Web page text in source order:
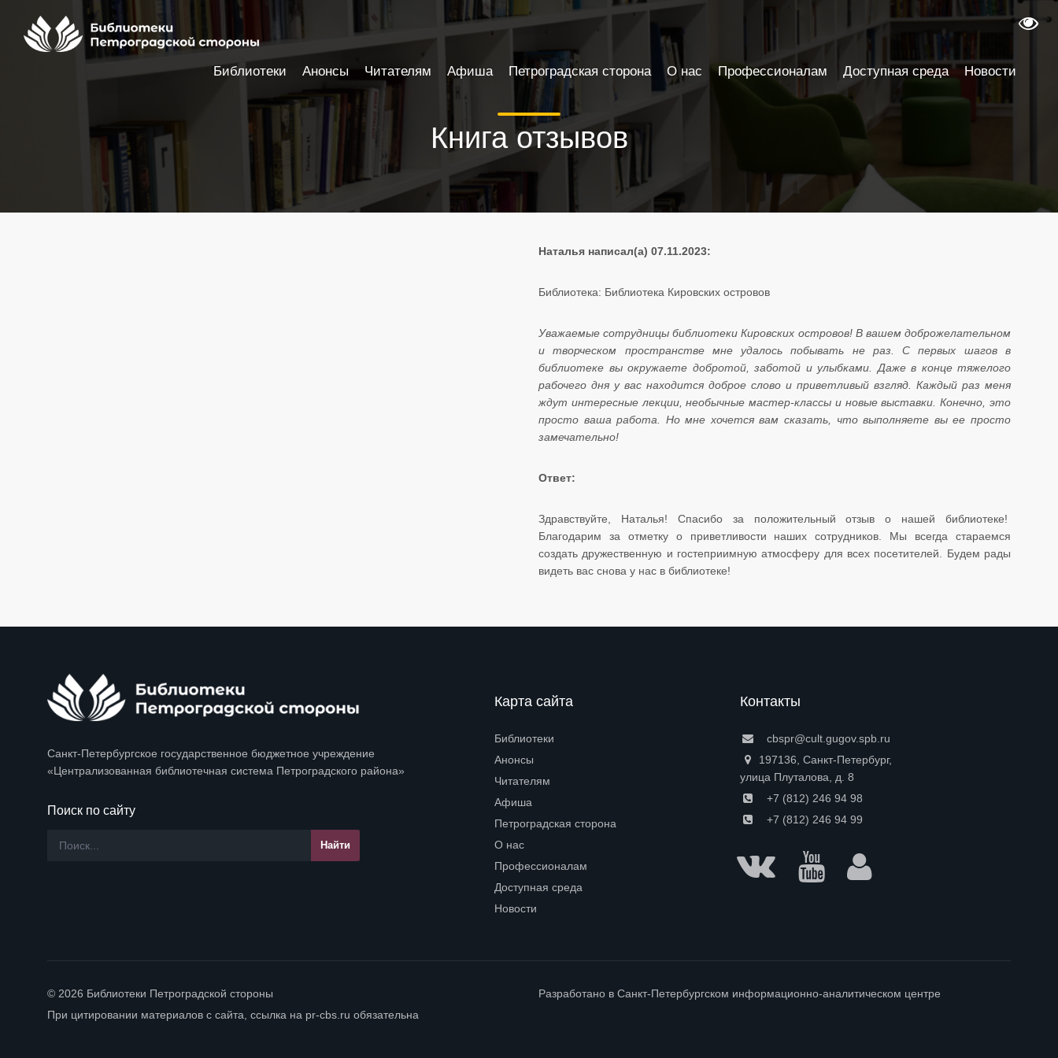
Книга отзывов
Наталья написал(а) 07.11.2023:
Библиотека: Библиотека Кировских островов
Уважаемые сотрудницы библиотеки Кировских островов! В вашем доброжелательном
и творческом пространстве мне удалось побывать не раз. С первых шагов в
библиотеке вы окружаете добротой, заботой и улыбками. Даже в конце тяжелого
рабочего дня у вас находится доброе слово и приветливый взгляд. Каждый раз меня
ждут интересные лекции, необычные мастер-классы и новые выставки. Конечно, это
просто ваша работа. Но мне хочется вам сказать, что выполняете вы ее просто
замечательно!
Ответ:
Здравствуйте, Наталья! Спасибо за положительный отзыв о нашей библиотеке!
Благодарим за отметку о приветливости наших сотрудников. Мы всегда стараемся
создать дружественную и гостеприимную атмосферу для всех посетителей. Будем рады
видеть вас снова у нас в библиотеке!
Санкт-Петербургское государственное бюджетное учреждение
«Централизованная библиотечная система Петроградского района»
Поиск по сайту
Карта сайта
Библиотеки
Анонсы
Читателям
Афиша
Петроградская сторона
О нас
Профессионалам
Доступная среда
Новости
Контакты
cbspr@cult.gugov.spb.ru
197136, Санкт-Петербург,
улица Плуталова, д. 8
+7 (812) 246 94 98
+7 (812) 246 94 99
© 2026 Библиотеки Петроградской стороны
При цитировании материалов с сайта, ссылка на pr-cbs.ru обязательна
Разработано в Санкт-Петербургском информационно-аналитическом центре
Библиотеки Анонсы Читателям Афиша Петроградская сторона О нас Профессионалам Доступная среда Новости
Настройки доступности